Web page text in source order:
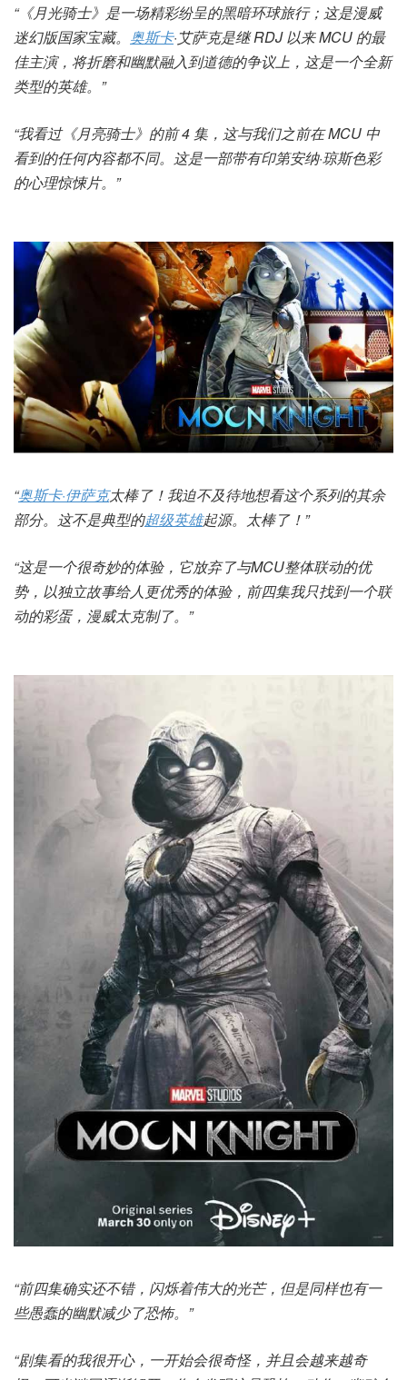
“《月光骑士》是一场精彩纷呈的黑暗环球旅行；这是漫威
迷幻版国家宝藏。 奥斯卡·艾萨克是继 RDJ 以来 MCU 的最
佳主演，将折磨和幽默融入到道德的争议上，这是一个全新
类型的英雄。”
“我看过《月亮骑士》的前 4 集，这与我们之前在 MCU 中
看到的任何内容都不同。这是一部带有印第安纳·琼斯色彩
的心理惊悚片。”
“奥斯卡·伊萨克太棒了！我迫不及待地想看这个系列的其余
部分。这不是典型的超级英雄起源。太棒了！”
“这是一个很奇妙的体验，它放弃了与MCU整体联动的优
势，以独立故事给人更优秀的体验，前四集我只找到一个联
动的彩蛋，漫威太克制了。”
“前四集确实还不错，闪烁着伟大的光芒，但是同样也有一
些愚蠢的幽默减少了恐怖。”
“剧集看的我很开心，一开始会很奇怪，并且会越来越奇